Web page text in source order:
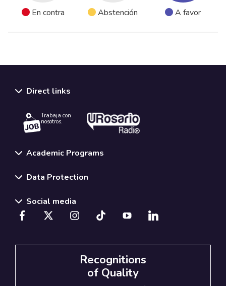
En contra Abstención A favor
Direct links
Trabaja con
nosotros.
Academic Programs
Data Protection
Social media
Recognitions
of Quality